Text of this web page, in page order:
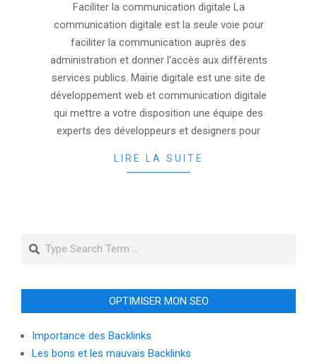
Faciliter la communication digitale La
communication digitale est la seule voie pour
faciliter la communication auprès des
administration et donner l’accès aux différents
services publics. Mairie digitale est une site de
développement web et communication digitale
qui mettre a votre disposition une équipe des
experts des développeurs et designers pour
LIRE LA SUITE
Search
OPTIMISER MON SEO
Importance des Backlinks
Les bons et les mauvais Backlinks